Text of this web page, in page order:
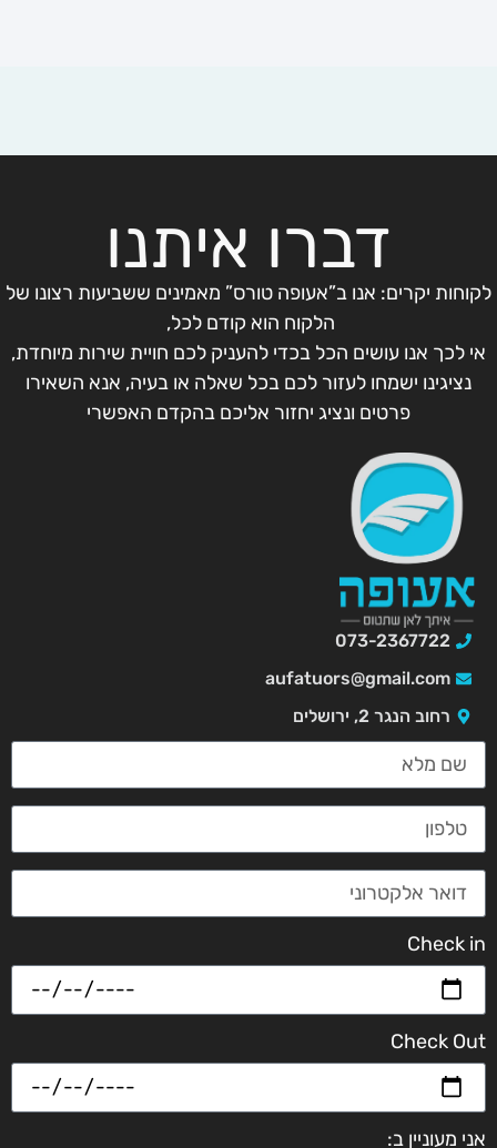
דברו איתנו
לקוחות יקרים: אנו ב”אעופה טורס” מאמינים ששביעות רצונו של
הלקוח הוא קודם לכל,
אי לכך אנו עושים הכל בכדי להעניק לכם חויית שירות מיוחדת,
נציגינו ישמחו לעזור לכם בכל שאלה או בעיה, אנא השאירו
פרטים ונציג יחזור אליכם בהקדם האפשרי
073-2367722
aufatuors@gmail.com
רחוב הנגר 2, ירושלים
Check in
Check Out
אני מעוניין ב: